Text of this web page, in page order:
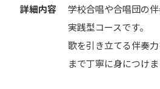
詳細内容
学校合唱や合唱団の
実践型コースです。
歌を引き立てる伴奏
まで丁寧に身につけま